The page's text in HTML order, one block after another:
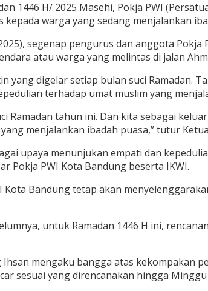
1446 H/ 2025 Masehi, Pokja PWI
warga yang sedang menjalankan
segenap pengurus dan anggota
atau warga yang melintas di jalan
digelar setiap bulan suci Ramadan.
terhadap umat muslim yang
Ramadan tahun ini. Dan kita sebagai
menjalankan ibadah puasa,” tutur
upaya menunjukan empati dan
Pokja PWI Kota Bandung beserta IKWI.
Bandung tetap akan
untuk Ramadan 1446 H ini,
mengaku bangga atas kekompakan
sesuai yang direncanakan hingga Minggu